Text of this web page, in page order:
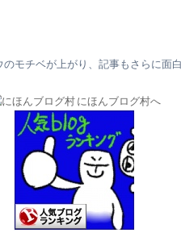
モチベが上がり、記事もさらに面